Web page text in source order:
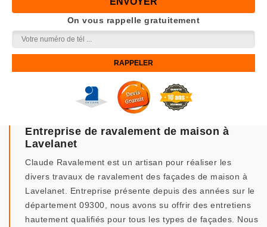
On vous rappelle gratuitement
Entreprise de ravalement de maison à
Lavelanet
Claude Ravalement est un artisan pour réaliser les
divers travaux de ravalement des façades de maison à
Lavelanet. Entreprise présente depuis des années sur le
département 09300, nous avons su offrir des entretiens
hautement qualifiés pour tous les types de façades. Nous